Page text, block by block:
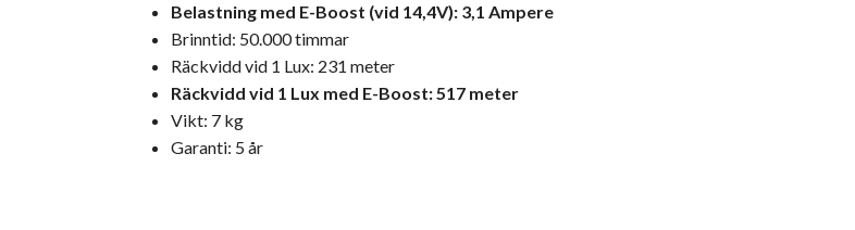
Belastning med E-Boost (vid 14,4V): 3,1 Ampere
Brinntid: 50.000 timmar
Räckvidd vid 1 Lux: 231 meter
Räckvidd vid 1 Lux med E-Boost: 517 meter
Vikt: 7 kg
Garanti: 5 år